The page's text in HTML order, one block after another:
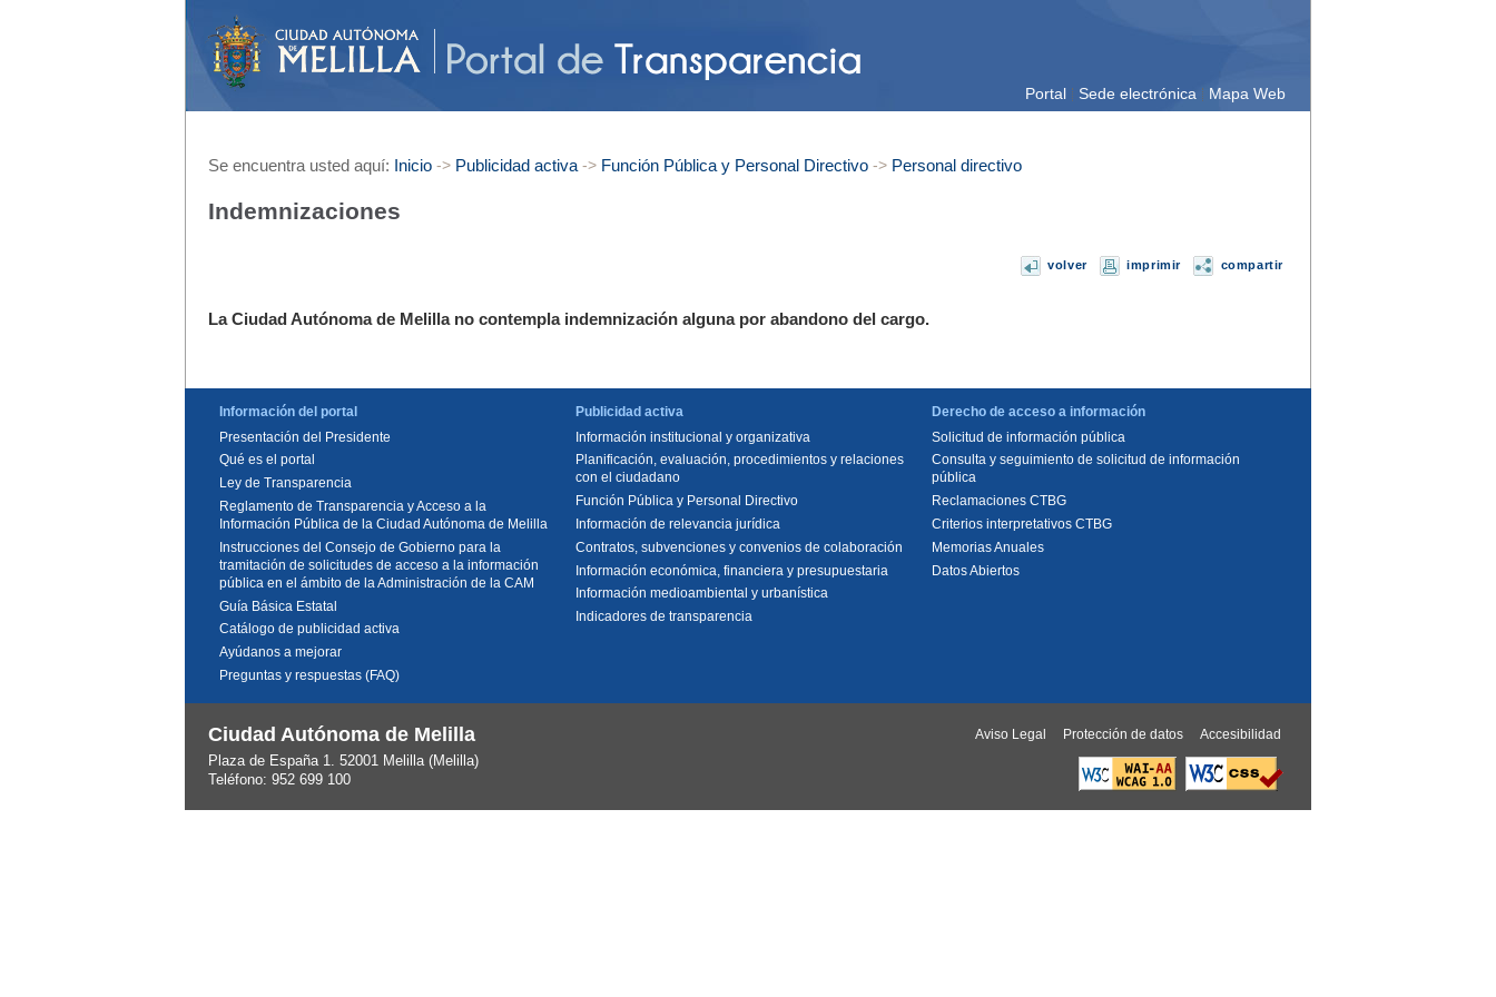
Portal Sede electrónica Mapa Web
Se encuentra usted aquí: Inicio -> Publicidad activa -> Función Pública y Personal Directivo -> Personal directivo
Indemnizaciones
volver imprimir compartir
La Ciudad Autónoma de Melilla no contempla indemnización alguna por abandono del cargo.
Información del portal
Presentación del Presidente
Qué es el portal
Ley de Transparencia
Reglamento de Transparencia y Acceso a la
Información Pública de la Ciudad Autónoma de Melilla
Instrucciones del Consejo de Gobierno para la
tramitación de solicitudes de acceso a la información
pública en el ámbito de la Administración de la CAM
Guía Básica Estatal
Catálogo de publicidad activa
Ayúdanos a mejorar
Preguntas y respuestas (FAQ)
Publicidad activa
Información institucional y organizativa
Planificación, evaluación, procedimientos y relaciones
con el ciudadano
Función Pública y Personal Directivo
Información de relevancia jurídica
Contratos, subvenciones y convenios de colaboración
Información económica, financiera y presupuestaria
Información medioambiental y urbanística
Indicadores de transparencia
Derecho de acceso a información
Solicitud de información pública
Consulta y seguimiento de solicitud de información
pública
Reclamaciones CTBG
Criterios interpretativos CTBG
Memorias Anuales
Datos Abiertos
Aviso Legal Protección de datos Accesibilidad
Ciudad Autónoma de Melilla
Plaza de España 1. 52001 Melilla (Melilla)
Teléfono: 952 699 100